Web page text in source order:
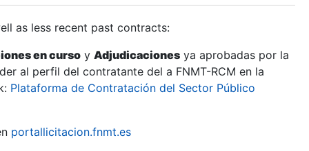
as less recent past contracts:
en curso y Adjudicaciones ya aprobadas por la
al perfil del contratante del a FNMT-RCM en la
Plataforma de Contratación del Sector Público
portallicitacion.fnmt.es